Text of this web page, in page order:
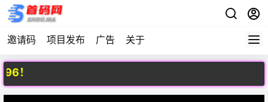
邀请码 项目发布 广告 关于